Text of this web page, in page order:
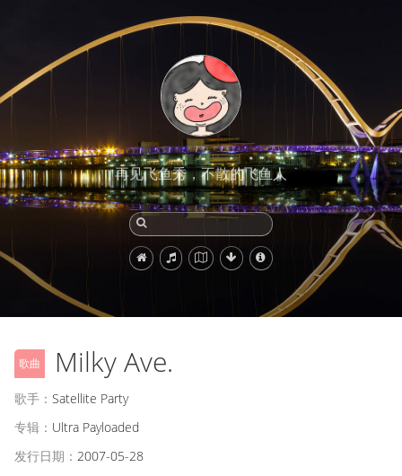
再见飞鱼秀，不散的飞鱼人
歌曲 Milky Ave.
歌手： Satellite Party
专辑： Ultra Payloaded
发行日期： 2007-05-28